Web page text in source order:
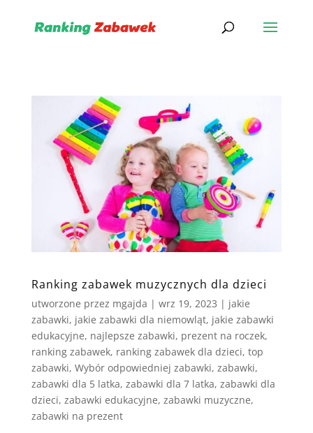
Ranking zabawek muzycznych dla dzieci
utworzone przez mgajda | wrz 19, 2023 | jakie
zabawki, jakie zabawki dla niemowląt, jakie zabawki
edukacyjne, najlepsze zabawki, prezent na roczek,
ranking zabawek, ranking zabawek dla dzieci, top
zabawki, Wybór odpowiedniej zabawki, zabawki,
zabawki dla 5 latka, zabawki dla 7 latka, zabawki dla
dzieci, zabawki edukacyjne, zabawki muzyczne,
zabawki na prezent